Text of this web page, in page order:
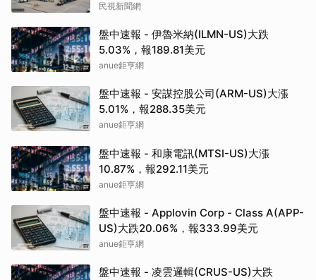
民視新聞網
盤中速報 - 伊魯米納(ILMN-US)大跌
5.03%，報189.81美元
anue鉅亨網
盤中速報 - 安謀控股公司(ARM-US)大漲
5.01%，報288.35美元
anue鉅亨網
盤中速報 - 和康電訊(MTSI-US)大漲
10.87%，報292.11美元
anue鉅亨網
盤中速報 - Applovin Corp - Class A(APP-
US)大跌20.06%，報333.99美元
anue鉅亨網
盤中速報 - 凌雲邏輯(CRUS-US)大跌